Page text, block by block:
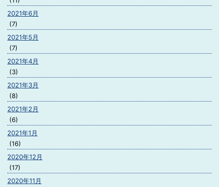
2021年6月
(7)
2021年5月
(7)
2021年4月
(3)
2021年3月
(8)
2021年2月
(6)
2021年1月
(16)
2020年12月
(17)
2020年11月